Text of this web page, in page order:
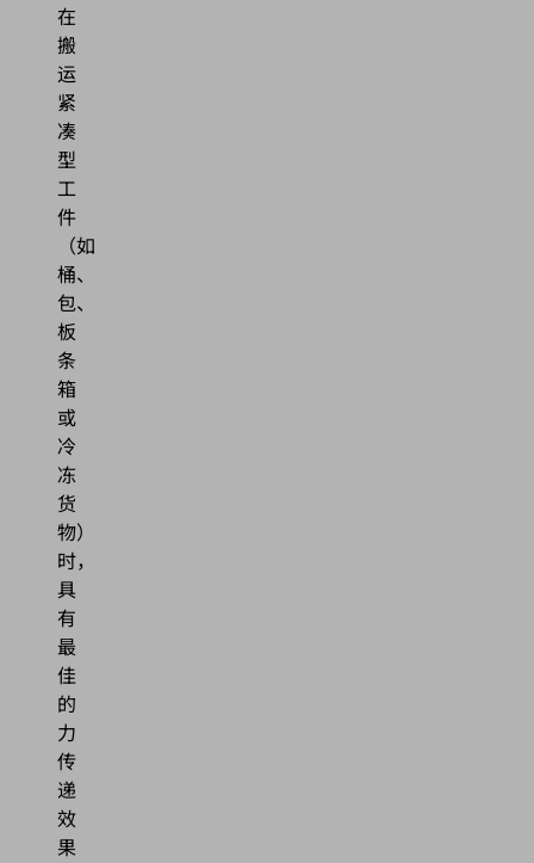
在
搬
运
紧
凑
型
工
件
（如
桶、
包、
板
条
箱
或
冷
冻
货
物）
时，
具
有
最
佳
的
力
传
递
效
果